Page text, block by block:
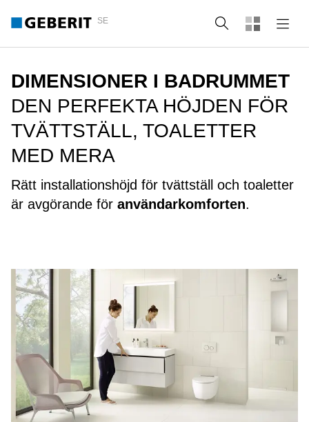
SE Sök
DIMENSIONER I BADRUMMET
DEN PERFEKTA HÖJDEN FÖR
TVÄTTSTÄLL, TOALETTER
MED MERA
Rätt installationshöjd för tvättställ och toaletter
är avgörande för användarkomforten.